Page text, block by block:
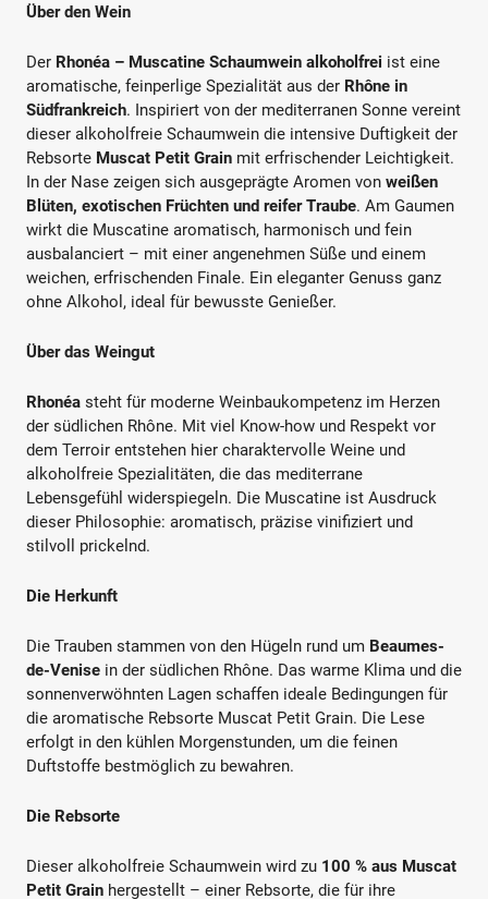
Über den Wein
Der Rhonéa – Muscatine Schaumwein alkoholfrei ist eine
aromatische, feinperlige Spezialität aus der Rhône in
Südfrankreich. Inspiriert von der mediterranen Sonne vereint
dieser alkoholfreie Schaumwein die intensive Duftigkeit der
Rebsorte Muscat Petit Grain mit erfrischender Leichtigkeit.
In der Nase zeigen sich ausgeprägte Aromen von weißen
Blüten, exotischen Früchten und reifer Traube. Am Gaumen
wirkt die Muscatine aromatisch, harmonisch und fein
ausbalanciert – mit einer angenehmen Süße und einem
weichen, erfrischenden Finale. Ein eleganter Genuss ganz
ohne Alkohol, ideal für bewusste Genießer.
Über das Weingut
Rhonéa steht für moderne Weinbaukompetenz im Herzen
der südlichen Rhône. Mit viel Know-how und Respekt vor
dem Terroir entstehen hier charaktervolle Weine und
alkoholfreie Spezialitäten, die das mediterrane
Lebensgefühl widerspiegeln. Die Muscatine ist Ausdruck
dieser Philosophie: aromatisch, präzise vinifiziert und
stilvoll prickelnd.
Die Herkunft
Die Trauben stammen von den Hügeln rund um Beaumes-
de-Venise in der südlichen Rhône. Das warme Klima und die
sonnenverwöhnten Lagen schaffen ideale Bedingungen für
die aromatische Rebsorte Muscat Petit Grain. Die Lese
erfolgt in den kühlen Morgenstunden, um die feinen
Duftstoffe bestmöglich zu bewahren.
Die Rebsorte
Dieser alkoholfreie Schaumwein wird zu 100 % aus Muscat
Petit Grain hergestellt – einer Rebsorte, die für ihre